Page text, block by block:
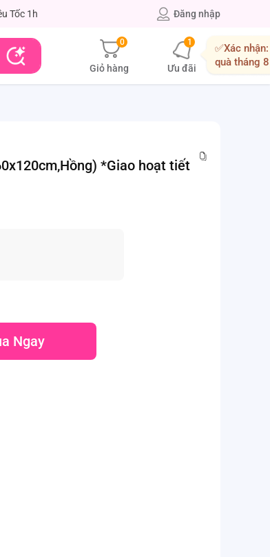
Tốc 1h Đăng nhập
0
Giỏ hàng
1
Ưu đãi
✅Xác
quà tháng
*Giao hoạt tiết
Ngay